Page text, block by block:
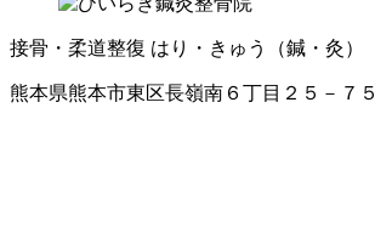
接骨・柔道整復 はり・きゅう（鍼・灸）
熊本県熊本市東区長嶺南６丁目２５－７５